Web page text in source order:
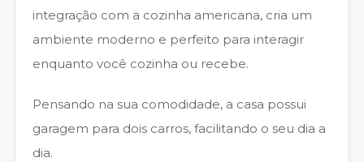
integração com a cozinha americana, cria um
ambiente moderno e perfeito para interagir
enquanto você cozinha ou recebe.
Pensando na sua comodidade, a casa possui
garagem para dois carros, facilitando o seu dia a
dia.